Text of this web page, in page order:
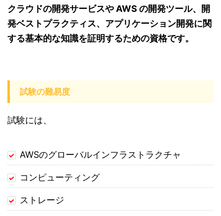
クラウドの開発サービスや AWS の開発ツール、開
発ベストプラクティス、アプリケーション開発に関
する基本的な知識を証明するための資格です。
試験の難易度
試験には、
AWSのグローバルインフラストラクチャ
コンピューティング
ストレージ